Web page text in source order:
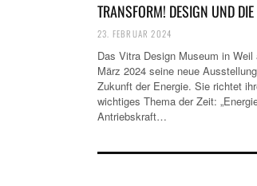
TRANSFORM! DESIGN UND
23. FEBRUAR 2024
Das Vitra Design Museum in
März 2024 seine neue
Zukunft der Energie. Sie richtet
wichtiges Thema der Zeit:
Antriebskraft…